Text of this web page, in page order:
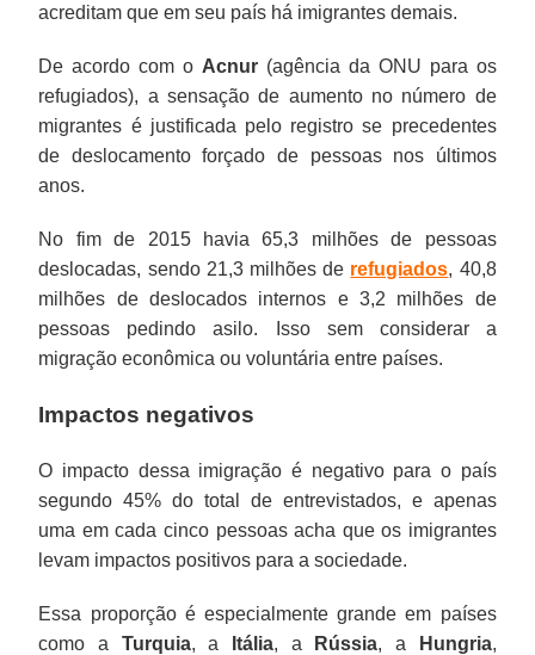
acreditam que em seu país há imigrantes demais.
De acordo com o Acnur (agência da ONU para os
refugiados), a sensação de aumento no número de
migrantes é justificada pelo registro se precedentes
de deslocamento forçado de pessoas nos últimos
anos.
No fim de 2015 havia 65,3 milhões de pessoas
deslocadas, sendo 21,3 milhões de refugiados, 40,8
milhões de deslocados internos e 3,2 milhões de
pessoas pedindo asilo. Isso sem considerar a
migração econômica ou voluntária entre países.
Impactos negativos
O impacto dessa imigração é negativo para o país
segundo 45% do total de entrevistados, e apenas
uma em cada cinco pessoas acha que os imigrantes
levam impactos positivos para a sociedade.
Essa proporção é especialmente grande em países
como a Turquia, a Itália, a Rússia, a Hungria,